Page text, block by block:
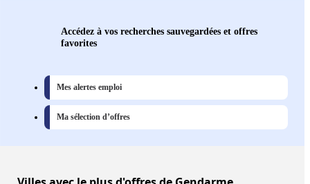
Accédez à vos recherches sauvegardées et offres
favorites
Mes alertes emploi
Ma sélection d’offres